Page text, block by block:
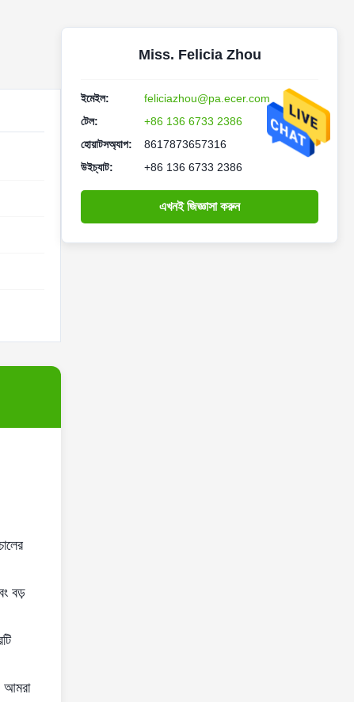
বড়
আমরা
Miss. Felicia Zhou
ইমেইল:
feliciazhou@pa.ecer.com
টেল:
+86 136 6733 2386
হোয়াটসঅ্যাপ:
8617873657316
উইচ্যাট:
+86 136 6733 2386
এখনই জিজ্ঞাসা করুন